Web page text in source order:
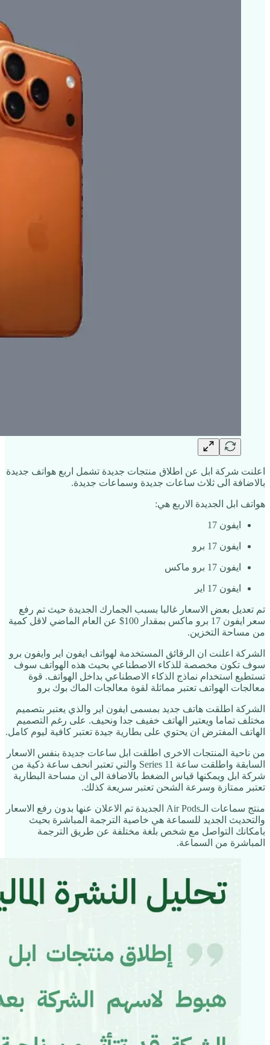
اعلنت شركة ابل عن اطلاق منتجات جديدة تشمل اربع هواتف جديدة
بالاضافة الى ثلاث ساعات جديدة وسماعات جديدة.
هواتف ابل الجديدة الاربع هي:
ايفون 17
ايفون 17 برو
ايفون 17 برو ماكس
ايفون 17 اير
تم تعديل بعض الاسعار غالبا بسبب الجمارك الجديدة حيث تم رفع
سعر ايفون 17 برو ماكس بمقدار 100$ عن العام الماضي لاقل كمية
من مساحة التخزين.
الشركة اعلنت ان الرقائق المستخدمة لهواتف ايفون اير وايفون برو
سوف تكون مخصصة للذكاء الاصطناعي بحيث هذه الهواتف سوف
تستطيع استخدام نماذج الذكاء الاصطناعي بداخل الهواتف. قوة
معالجات الهواتف تعتبر مماثلة لقوة معالجات الماك بوك برو
الشركة اطلقت هاتف جديد بمسمى ايفون اير والذي يعتبر بتصميم
مختلف تماما ويعتير الهاتف خفيف جدا ونحيف. على رغم التصميم
الهاتف المفترض ان يحتوي على بطارية جيدة تعتبر كافية ليوم كامل.
من ناحية المنتجات الاخرى اطلقت ابل ساعات جديدة بنفس الاسعار
السابقة واطلقت ساعة Series 11 والتي تعتبر انحف ساعة ذكية من
شركة ابل ويمكنها قياس الضغط بالاضافة الى ان مساحة البطارية
تعتبر ممتازة وسرعة الشحن تعتبر سريعة كذلك.
منتج سماعات الـAir Pods الجديدة تم الاعلان عنها بدون رفع الاسعار
والتحديث الجديد للسماعة هي خاصية الترجمة المباشرة بحيث
بامكانك التواصل مع شخص بلغة مختلفة عن طريق الترجمة
المباشرة من السماعة.